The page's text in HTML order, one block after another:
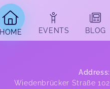
HOME
EVENTS BLOG
Address:
Wiedenbrücker Straße 102